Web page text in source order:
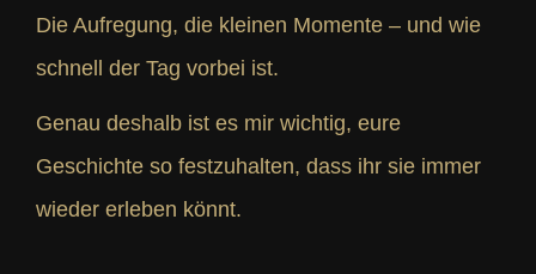
Die Aufregung, die kleinen Momente – und wie
schnell der Tag vorbei ist.
Genau deshalb ist es mir wichtig, eure
Geschichte so festzuhalten, dass ihr sie immer
wieder erleben könnt.